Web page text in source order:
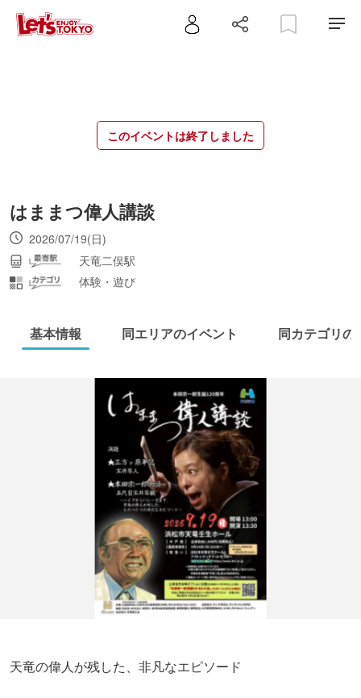
このイベントは終了しました
はままつ偉人講談
2026/07/19(日)
天竜二俣駅
体験・遊び
基本情報 同エリアのイベント 同カテゴリの
天竜の偉人が残した、非凡なエピソード